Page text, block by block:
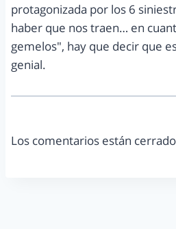
protagonizada por los 6
haber que nos traen… en
gemelos", hay que decir que
genial.
Los comentarios están